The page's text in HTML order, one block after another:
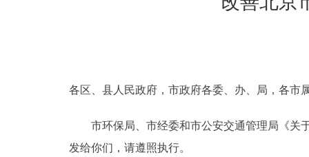
政务服务
各区、县人民政府，市政府各委、办、局，各市
市环保局、市经委和市公安交通管理局《关于
发给你们，请遵照执行。